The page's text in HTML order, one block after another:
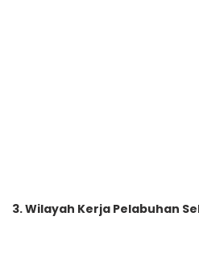
3. Wilayah Kerja Pelabuhan